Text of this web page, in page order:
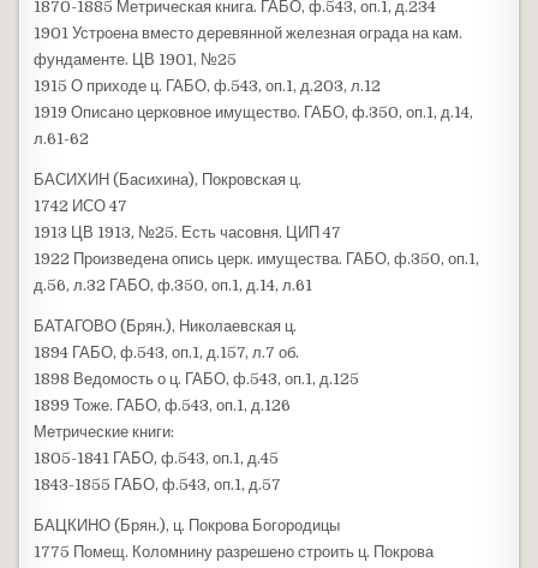
1870-1885 Метрическая книга. ГАБО, ф.543, оп.1, д.234
1901 Устроена вместо деревянной железная ограда на кам.
фундаменте. ЦВ 1901, №25
1915 О приходе ц. ГАБО, ф.543, оп.1, д.203, л.12
1919 Описано церковное имущество. ГАБО, ф.350, оп.1, д.14,
л.61-62
БАСИХИН (Басихина), Покровская ц.
1742 ИСО 47
1913 ЦВ 1913, №25. Есть часовня. ЦИП 47
1922 Произведена опись церк. имущества. ГАБО, ф.350, оп.1,
д.56, л.32 ГАБО, ф.350, оп.1, д.14, л.61
БАТАГОВО (Брян.), Николаевская ц.
1894 ГАБО, ф.543, оп.1, д.157, л.7 об.
1898 Ведомость о ц. ГАБО, ф.543, оп.1, д.125
1899 Тоже. ГАБО, ф.543, оп.1, д.126
Метрические книги:
1805-1841 ГАБО, ф.543, оп.1, д.45
1843-1855 ГАБО, ф.543, оп.1, д.57
БАЦКИНО (Брян.), ц. Покрова Богородицы
1775 Помещ. Коломнину разрешено строить ц. Покрова